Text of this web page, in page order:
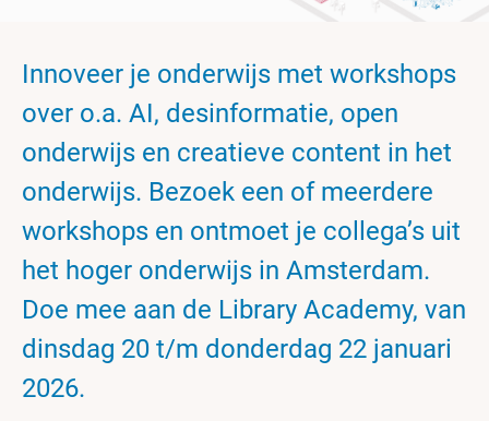
Innoveer je onderwijs met workshops
over o.a. AI, desinformatie, open
onderwijs en creatieve content in het
onderwijs. Bezoek een of meerdere
workshops en ontmoet je collega’s uit
het hoger onderwijs in Amsterdam.
Doe mee aan de Library Academy, van
dinsdag 20 t/m donderdag 22 januari
2026.